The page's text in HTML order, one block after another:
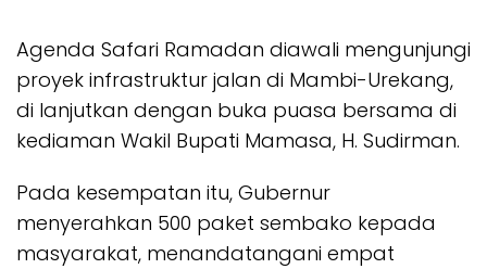
Agenda Safari Ramadan diawali mengunjungi
proyek infrastruktur jalan di Mambi-Urekang,
di lanjutkan dengan buka puasa bersama di
kediaman Wakil Bupati Mamasa, H. Sudirman.
Pada kesempatan itu, Gubernur
menyerahkan 500 paket sembako kepada
masyarakat, menandatangani empat